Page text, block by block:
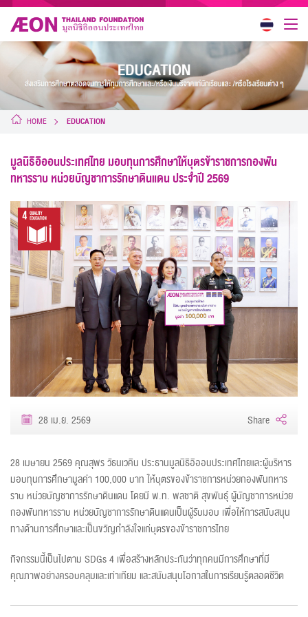
HOME EDUCATION
มูลนิธิอิออนประเทศไทย มอบทุนการศึกษาให้บุตรข้าราชการกองพัน
ทหารราบ หน่วยบัญชาการรักษาดินแดน ประจำปี 2569
28 เม.ย. 2569 Share
28 เมษายน 2569 คุณสุพร วัธนเวคิน ประธานมูลนิธิอิออนประเทศไทยและผู้บริหาร
มอบทุนการศึกษามูลค่า 100,000 บาท ให้บุตรของข้าราชการหน่วยกองพันทหาร
ราบ หน่วยบัญชาการรักษาดินแดน โดยมี พ.ท. พลชาติ สุขพันธุ์ ผู้บัญชาการหน่วย
กองพันทหารราบ หน่วยบัญชาการรักษาดินแดนเป็นผู้รับมอบ เพื่อให้การสนับสนุน
ทางด้านการศึกษาและเป็นขวัญกำลังใจแก่บุตรของข้าราชการไทย
กิจกรรมนี้เป็นไปตาม SDGs 4 เพื่อสร้างหลักประกันว่าทุกคนมีการศึกษาที่มี
คุณภาพอย่างครอบคลุมและเท่าเทียม และสนับสนุนโอกาสในการเรียนรู้ตลอดชีวิต